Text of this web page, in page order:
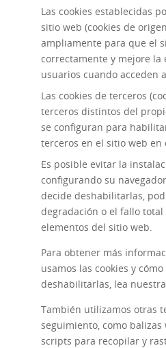
Las cookies establecidas
sitio web (cookies de
ampliamente para que el
correctamente y mejore la
usuarios cuando acceden
Las cookies de terceros
terceros distintos del
se configuran para
terceros en el sitio web en
Es posible evitar la
configurando su
decide deshabilitarlas,
degradación o el fallo total
elementos del sitio web.
Para obtener más
usamos las cookies y
deshabilitarlas, lea nuestra
También utilizamos otras
seguimiento, como balizas
scripts para recopilar y